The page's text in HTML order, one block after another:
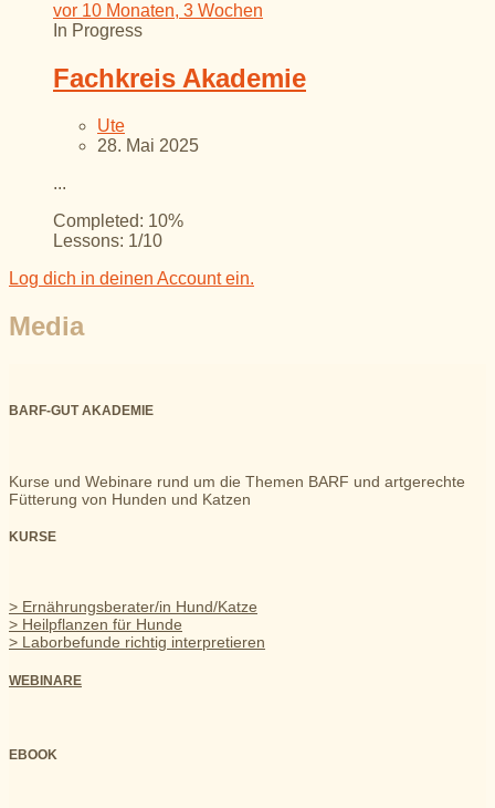
vor 10 Monaten, 3 Wochen
In Progress
Fachkreis Akademie
Ute
28. Mai 2025
...
Completed: 10%
Lessons: 1/10
Log dich in deinen Account ein.
Media
BARF-GUT AKADEMIE
Kurse und Webinare rund um die Themen BARF und artgerechte
Fütterung von Hunden und Katzen
KURSE
> Ernährungsberater/in Hund/Katze
> Heilpflanzen für Hunde
> Laborbefunde richtig interpretieren
WEBINARE
EBOOK